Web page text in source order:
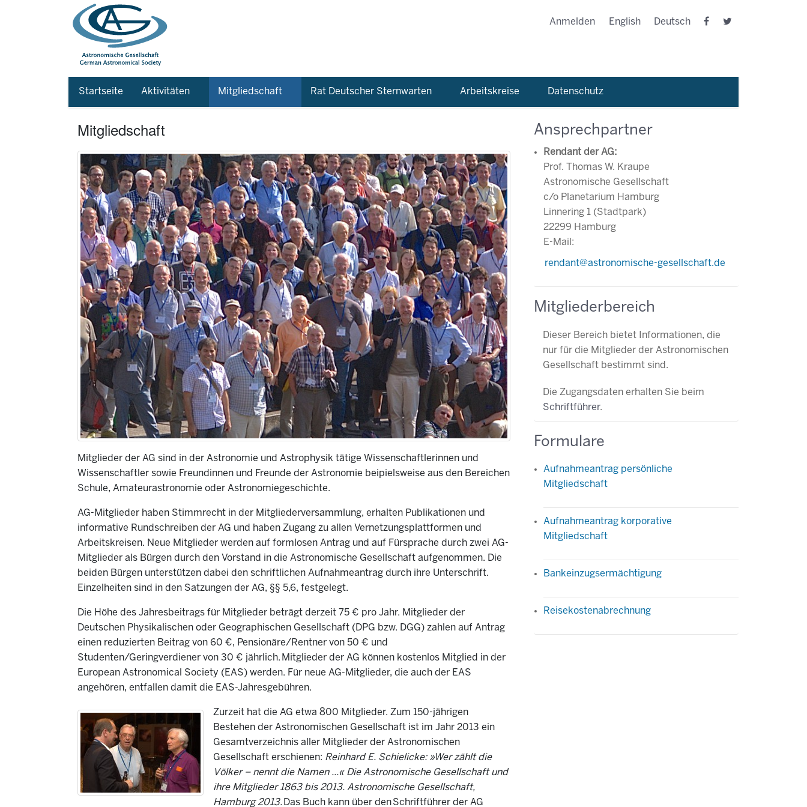
Anmelden English Deutsch
Startseite Aktivitäten Mitgliedschaft Rat Deutscher Sternwarten Arbeitskreise Datenschutz
Mitgliedschaft
Mitglieder der AG sind in der Astronomie und Astrophysik tätige Wissenschaftlerinnen und
Wissenschaftler sowie Freundinnen und Freunde der Astronomie beipielsweise aus den Bereichen
Schule, Amateurastronomie oder Astronomiegeschichte.
AG-Mitglieder haben Stimmrecht in der Mitgliederversammlung, erhalten Publikationen und
informative Rundschreiben der AG und haben Zugang zu allen Vernetzungsplattformen und
Arbeitskreisen. Neue Mitglieder werden auf formlosen Antrag und auf Fürsprache durch zwei AG-
Mitglieder als Bürgen durch den Vorstand in die Astronomische Gesellschaft aufgenommen. Die
beiden Bürgen unterstützen dabei den schriftlichen Aufnahmeantrag durch ihre Unterschrift.
Einzelheiten sind in den Satzungen der AG, §§ 5,6, festgelegt.
Die Höhe des Jahresbeitrags für Mitglieder beträgt derzeit 75 € pro Jahr. Mitglieder der
Deutschen Physikalischen oder Geographischen Gesellschaft (DPG bzw. DGG) zahlen auf Antrag
einen reduzierten Beitrag von 60 €, Pensionäre/Rentner von 50 € und
Studenten/Geringverdiener von 30 € jährlich. Mitglieder der AG können kostenlos Mitglied in der
European Astronomical Society (EAS) werden. Für neue AG-Mitglieder, die auch der EAS
angehören, entfallen damit die EAS-Jahresgebühren.
Zurzeit hat die AG etwa 800 Mitglieder. Zum 150-jährigen
Bestehen der Astronomischen Gesellschaft ist im Jahr 2013 ein
Gesamtverzeichnis aller Mitglieder der Astronomischen
Gesellschaft erschienen: Reinhard E. Schielicke: »Wer zählt die
Völker – nennt die Namen ...« Die Astronomische Gesellschaft und
ihre Mitglieder 1863 bis 2013. Astronomische Gesellschaft,
Hamburg 2013. Das Buch kann über den Schriftführer der AG
Ansprechpartner
Rendant der AG:
Prof. Thomas W. Kraupe
Astronomische Gesellschaft
c/o Planetarium Hamburg
Linnering 1 (Stadtpark)
22299 Hamburg
E-Mail:
rendant@astronomische-gesellschaft.de
Mitgliederbereich
Dieser Bereich bietet Informationen, die
nur für die Mitglieder der Astronomischen
Gesellschaft bestimmt sind.
Die Zugangsdaten erhalten Sie beim
Schriftführer.
Formulare
Aufnahmeantrag persönliche
Mitgliedschaft
Aufnahmeantrag korporative
Mitgliedschaft
Bankeinzugsermächtigung
Reisekostenabrechnung